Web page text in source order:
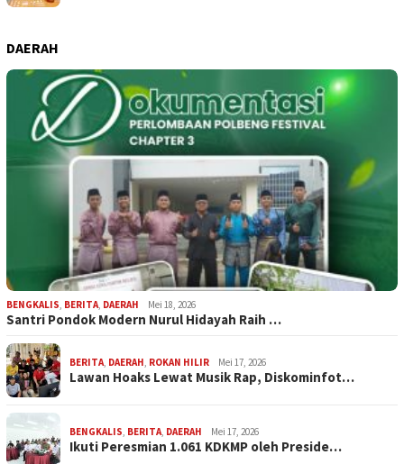
DAERAH
BENGKALIS, BERITA, DAERAH Mei 18, 2026
Santri Pondok Modern Nurul Hidayah Raih …
BERITA, DAERAH, ROKAN HILIR Mei 17, 2026
Lawan Hoaks Lewat Musik Rap, Diskominfot…
BENGKALIS, BERITA, DAERAH Mei 17, 2026
Ikuti Peresmian 1.061 KDKMP oleh Preside…